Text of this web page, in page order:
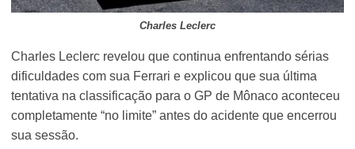
Charles Leclerc
Charles Leclerc revelou que continua enfrentando sérias
dificuldades com sua Ferrari e explicou que sua última
tentativa na classificação para o GP de Mônaco aconteceu
completamente “no limite” antes do acidente que encerrou
sua sessão.